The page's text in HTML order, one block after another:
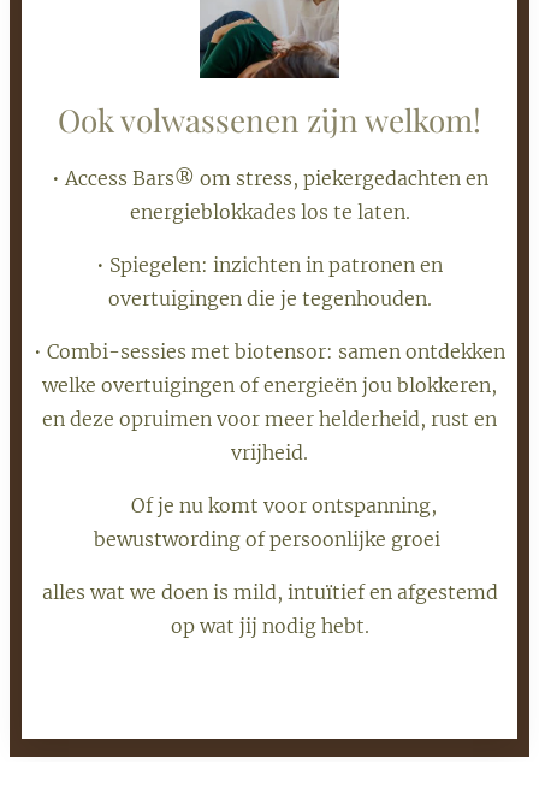
Ook volwassenen zijn welkom!
• Access Bars® om stress, piekergedachten en
energieblokkades los te laten.
• Spiegelen: inzichten in patronen en
overtuigingen die je tegenhouden.
• Combi-sessies met biotensor: samen ontdekken
welke overtuigingen of energieën jou blokkeren,
en deze opruimen voor meer helderheid, rust en
vrijheid.
💡 Of je nu komt voor ontspanning,
bewustwording of persoonlijke groei
alles wat we doen is mild, intuïtief en afgestemd
op wat jij nodig hebt.